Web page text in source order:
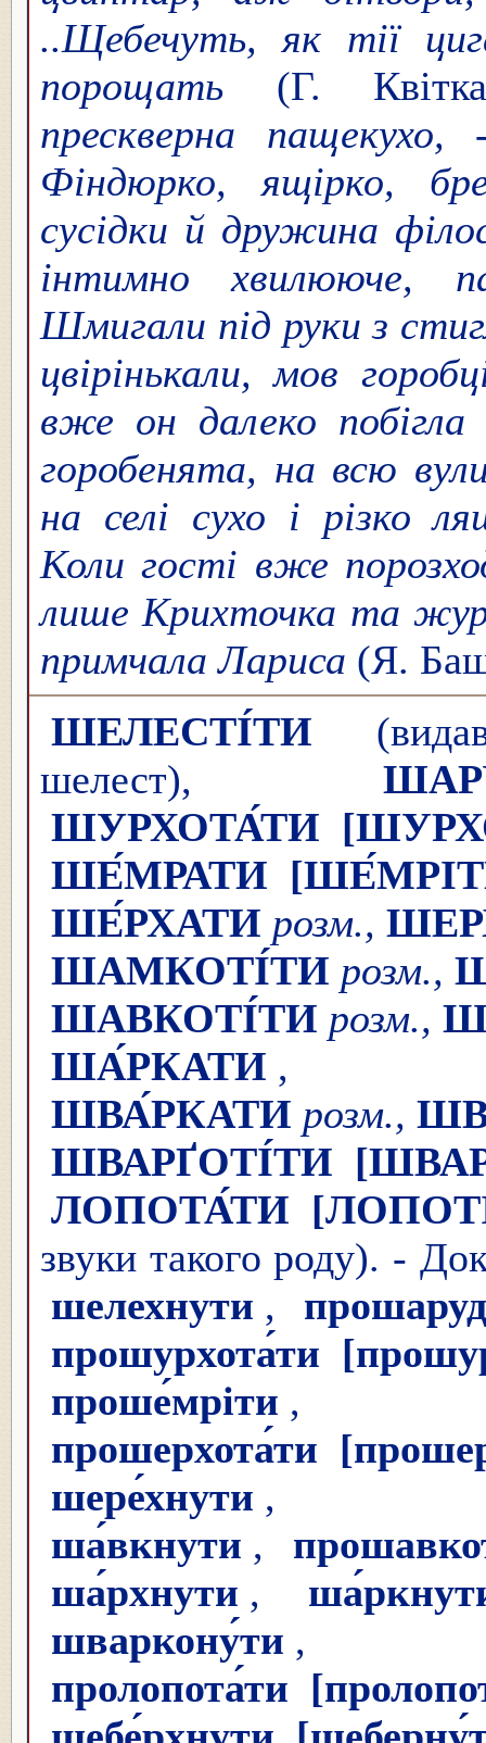
..Щебечуть, як тії
порощать (Г.
прескверна
Фіндюрко, ящірко,
сусідки й дружина
інтимно хвилююче,
Шмигали під руки з
цвірінькали, мов
вже он далеко побігла
горобенята, на всю
на селі сухо і різко
Коли гості вже
лише Крихточка та
примчала Лариса (Я.
ШЕЛЕСТІ́ТИ
шелест),
ШУРХОТА́ТИ
ШЕ́МРАТИ
ШЕ́РХАТИ розм.,
ШАМКОТІ́ТИ розм.,
ШАВКОТІ́ТИ розм.,
ША́РКАТИ
ШВА́РКАТИ розм.,
ШВАРҐОТІ́ТИ
ЛОПОТА́ТИ
звуки такого роду). -
шелехнути ,
прошурхота́ти
проше́мріти
прошерхота́ти
шере́хнути ,
ша́вкнути ,
ша́рхнути ,
шваркону́ти
пролопота́ти